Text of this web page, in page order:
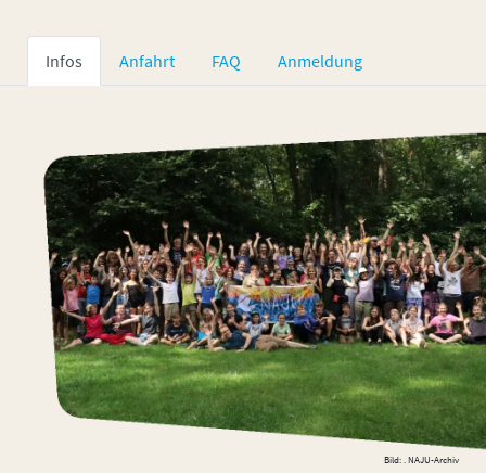
Infos Anfahrt FAQ Anmeldung
Bild: . NAJU-Archiv